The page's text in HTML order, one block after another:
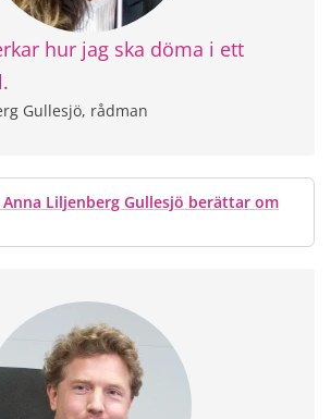
hur jag ska döma i ett
Gullesjö, rådman
Liljenberg Gullesjö berättar om